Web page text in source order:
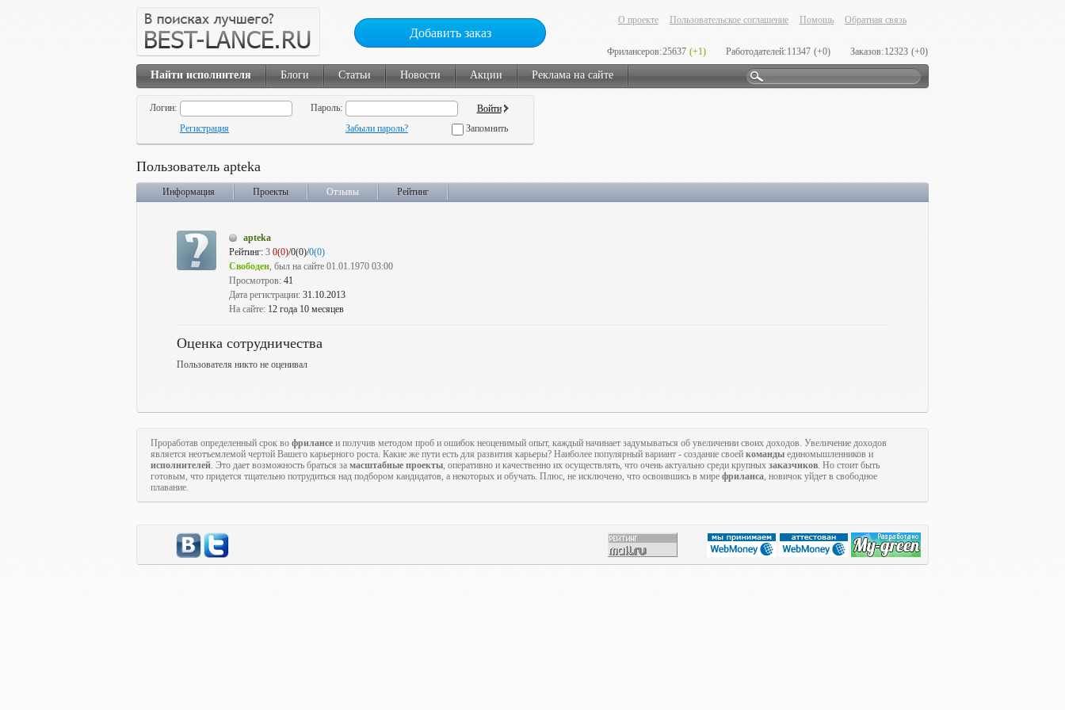
Добавить заказ
О проекте Пользовательское соглашение Помощь Обратная связь
Фрилансеров:25637 (+1) Работодателей:11347 (+0) Заказов:12323 (+0)
Найти исполнителя Блоги Статьи Новости Акции Реклама на сайте
Логин:
Пароль:
Регистрация
Забыли пароль? Запомнить
Пользователь apteka
Информация Проекты Отзывы Рейтинг
apteka
Рейтинг: 3 0(0)/0(0)/0(0)
Свободен, был на сайте 01.01.1970 03:00
Просмотров: 41
Дата регистрации: 31.10.2013
На сайте: 12 года 10 месяцев
Оценка сотрудничества
Пользователя никто не оценивал
Проработав определенный срок во фрилансе и получив методом проб и ошибок неоценимый опыт, каждый начинает задумываться об увеличении своих доходов. Увеличение доходов
является неотъемлемой чертой Вашего карьерного роста. Какие же пути есть для развития карьеры? Наиболее популярный вариант - создание своей команды единомышленников и
исполнителей. Это дает возможность браться за масштабные проекты, оперативно и качественно их осуществлять, что очень актуально среди крупных заказчиков. Но стоит быть
готовым, что придется тщательно потрудиться над подбором кандидатов, а некоторых и обучать. Плюс, не исключено, что освоившись в мире фриланса, новичок уйдет в свободное
плавание.